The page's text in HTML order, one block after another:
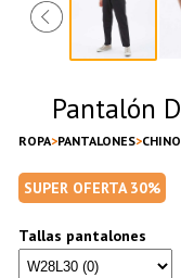
Pantalón
ROPA PANTALONES
SUPER OFERTA 30%
Tallas pantalones